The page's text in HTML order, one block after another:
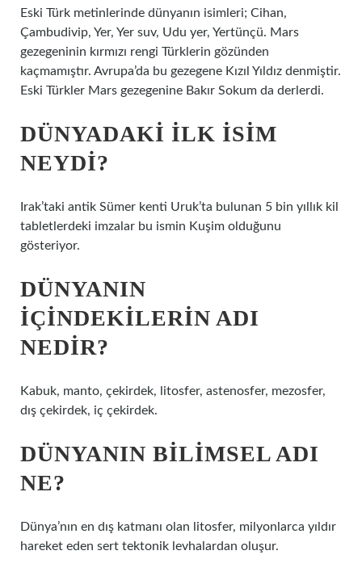
Eski Türk metinlerinde dünyanın isimleri; Cihan,
Çambudivip, Yer, Yer suv, Udu yer, Yertünçü. Mars
gezegeninin kırmızı rengi Türklerin gözünden
kaçmamıştır. Avrupa’da bu gezegene Kızıl Yıldız denmiştir.
Eski Türkler Mars gezegenine Bakır Sokum da derlerdi.
DÜNYADAKI ILK ISIM
NEYDI?
Irak’taki antik Sümer kenti Uruk’ta bulunan 5 bin yıllık kil
tabletlerdeki imzalar bu ismin Kuşim olduğunu
gösteriyor.
DÜNYANIN
IÇINDEKILERIN ADI
NEDIR?
Kabuk, manto, çekirdek, litosfer, astenosfer, mezosfer,
dış çekirdek, iç çekirdek.
DÜNYANIN BILIMSEL ADI
NE?
Dünya’nın en dış katmanı olan litosfer, milyonlarca yıldır
hareket eden sert tektonik levhalardan oluşur.